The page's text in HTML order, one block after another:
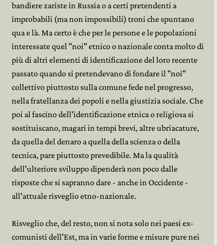
bandiere zariste in Russia o a certi pretendenti a
improbabili (ma non impossibili) troni che spuntano
qua e là. Ma certo è che per le persone e le popolazioni
interessate quel "noi" etnico o nazionale conta molto di
più di altri elementi di identificazione del loro recente
passato quando si pretendevano di fondare il "noi"
collettivo piuttosto sulla comune fede nel progresso,
nella fratellanza dei popoli e nella giustizia sociale. Che
poi al fascino dell'identificazione etnica o religiosa si
sostituiscano, magari in tempi brevi, altre ubriacature,
da quella del denaro a quella della scienza o della
tecnica, pare piuttosto prevedibile. Ma la qualità
dell'ulteriore sviluppo dipenderà non poco dalle
risposte che si sapranno dare - anche in Occidente -
all'attuale risveglio etno-nazionale.
Risveglio che, del resto, non si nota solo nei paesi ex-
comunisti dell'Est, ma in varie forme e misure pure nei